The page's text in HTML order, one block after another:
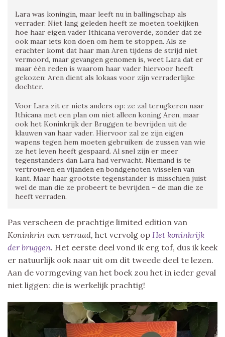
Lara was koningin, maar leeft nu in ballingschap als
verrader. Niet lang geleden heeft ze moeten toekijken
hoe haar eigen vader Ithicana veroverde, zonder dat ze
ook maar iets kon doen om hem te stoppen. Als ze
erachter komt dat haar man Aren tijdens de strijd niet
vermoord, maar gevangen genomen is, weet Lara dat er
maar één reden is waarom haar vader hiervoor heeft
gekozen: Aren dient als lokaas voor zijn verraderlijke
dochter.
Voor Lara zit er niets anders op: ze zal terugkeren naar
Ithicana met een plan om niet alleen koning Aren, maar
ook het Koninkrijk der Bruggen te bevrijden uit de
klauwen van haar vader. Hiervoor zal ze zijn eigen
wapens tegen hem moeten gebruiken: de zussen van wie
ze het leven heeft gespaard. Al snel zijn er meer
tegenstanders dan Lara had verwacht. Niemand is te
vertrouwen en vijanden en bondgenoten wisselen van
kant. Maar haar grootste tegenstander is misschien juist
wel de man die ze probeert te bevrijden – de man die ze
heeft verraden.
Pas verscheen de prachtige limited edition van
Koninkrin van verraad, het vervolg op Het koninkrijk
der bruggen. Het eerste deel vond ik erg tof, dus ik keek
er natuurlijk ook naar uit om dit tweede deel te lezen.
Aan de vormgeving van het boek zou het in ieder geval
niet liggen: die is werkelijk prachtig!